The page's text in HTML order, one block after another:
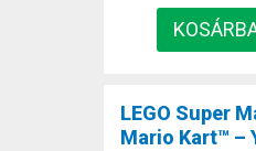
LEGO Super
Mario Kart™ –